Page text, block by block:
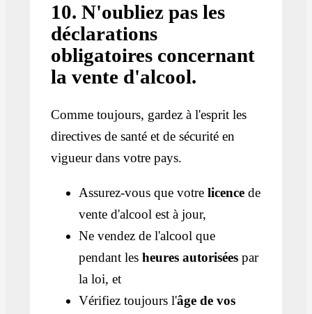
10. N'oubliez pas les
déclarations
obligatoires concernant
la vente d'alcool.
Comme toujours, gardez à l'esprit les
directives de santé et de sécurité en
vigueur dans votre pays.
Assurez-vous que votrelicence de
vente d'alcool est à jour,
Ne vendez de l'alcool que
pendant lesheures autorisées par
la loi, et
Vérifiez toujours l'âge de vos